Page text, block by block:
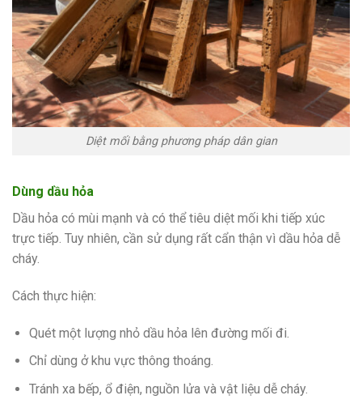
Diệt mối bằng phương pháp dân gian
Dùng dầu hỏa
Dầu hỏa có mùi mạnh và có thể tiêu diệt mối khi tiếp xúc
trực tiếp. Tuy nhiên, cần sử dụng rất cẩn thận vì dầu hỏa dễ
cháy.
Cách thực hiện:
Quét một lượng nhỏ dầu hỏa lên đường mối đi.
Chỉ dùng ở khu vực thông thoáng.
Tránh xa bếp, ổ điện, nguồn lửa và vật liệu dễ cháy.